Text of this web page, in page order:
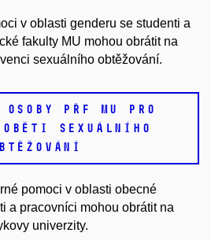
v oblasti genderu se studenti a
fakulty MU mohou obrátit na
sexuálního obtěžování.
OSOBY PŘF MU PRO
SEXUÁLNÍHO
pomoci v oblasti obecné
a pracovníci mohou obrátit na
univerzity.